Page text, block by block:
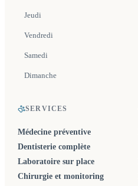
SERVICES
Médecine préventive
Dentisterie complète
Laboratoire sur place
Chirurgie et monitoring
Jeudi
Vendredi
Samedi
Dimanche